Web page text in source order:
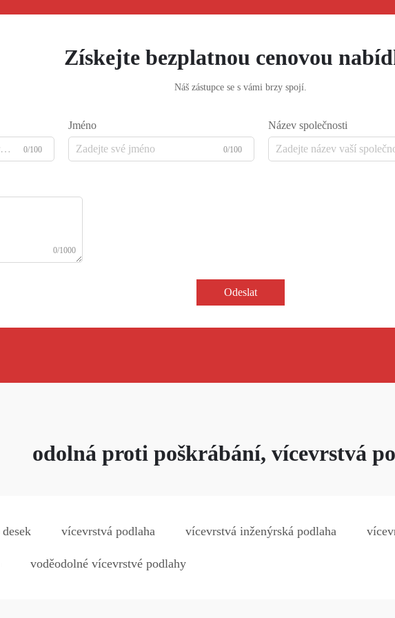
Získejte bezplatnou cenovou
Náš zástupce se s vámi brzy spojí.
0/100
Jméno
0/100
Název společnosti
0/1000
Odeslat
odolná proti poškrábání, vícevrstvá
vícevrstvá podlaha vícevrstvá inženýrská podlaha
voděodolné vícevrstvé podlahy